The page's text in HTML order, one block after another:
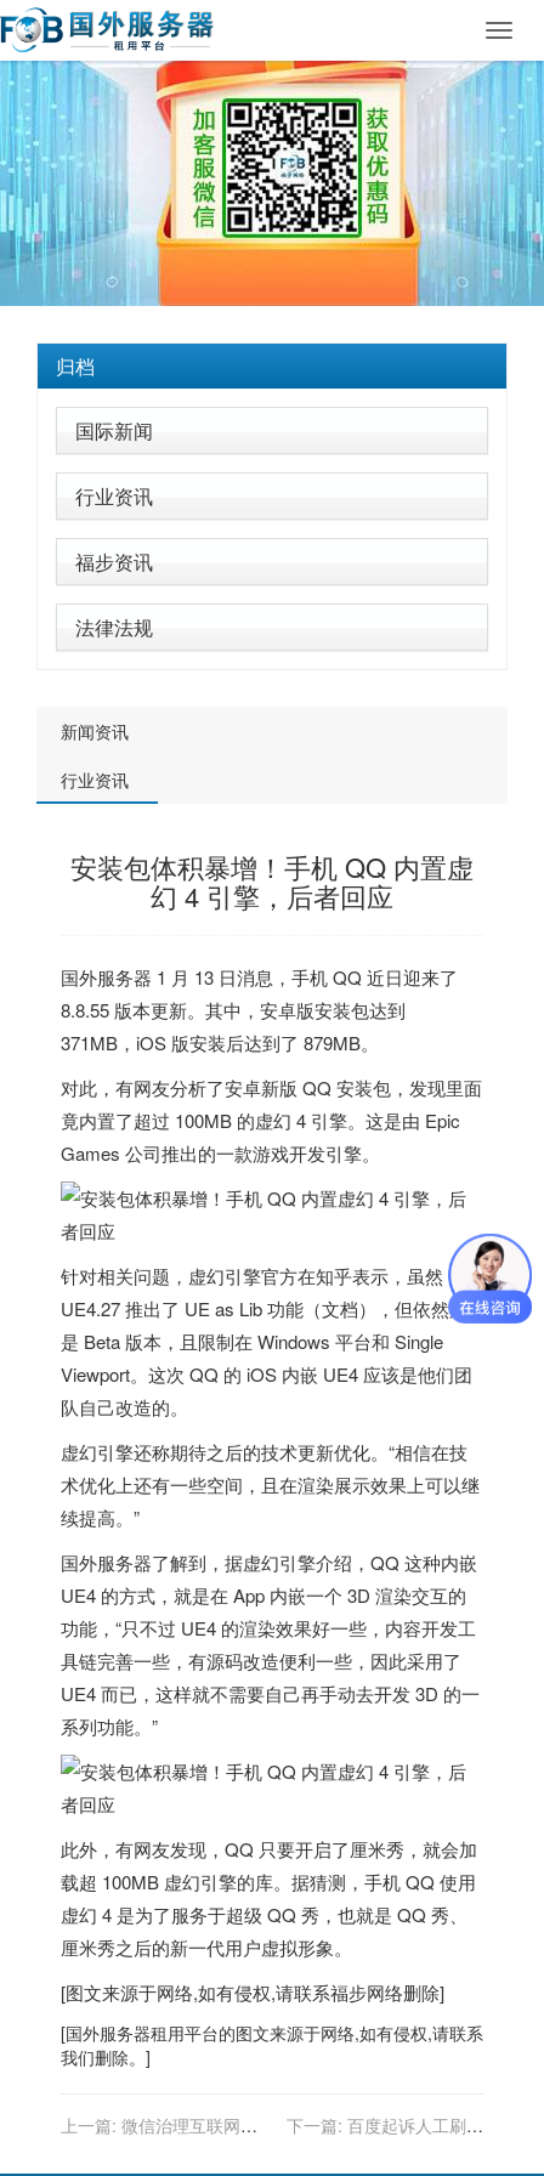
归档
国际新闻
行业资讯
福步资讯
法律法规
新闻资讯
行业资讯
安装包体积暴增！手机 QQ 内置虚
幻 4 引擎，后者回应
国外服务器 1 月 13 日消息，手机 QQ 近日迎来了
8.8.55 版本更新。其中，安卓版安装包达到
371MB，iOS 版安装后达到了 879MB。
对此，有网友分析了安卓新版 QQ 安装包，发现里面
竟内置了超过 100MB 的虚幻 4 引擎。这是由 Epic
Games 公司推出的一款游戏开发引擎。
针对相关问题，虚幻引擎官方在知乎表示，虽然
UE4.27 推出了 UE as Lib 功能（文档），但依然只
是 Beta 版本，且限制在 Windows 平台和 Single
Viewport。 这次 QQ 的 iOS 内嵌 UE4 应该是他们团
队自己改造的。
虚幻引擎还称期待之后的技术更新优化。“相信在技
术优化上还有一些空间，且在渲染展示效果上可以继
续提高。”
国外服务器了解到，据虚幻引擎介绍，QQ 这种内嵌
UE4 的方式，就是在 App 内嵌一个 3D 渲染交互的
功能 ，“只不过 UE4 的渲染效果好一些，内容开发工
具链完善一些，有源码改造便利一些，因此采用了
UE4 而已， 这样就不需要自己再手动去开发 3D 的一
系列功能。”
此外，有网友发现，QQ 只要开启了厘米秀，就会加
载超 100MB 虚幻引擎的库。据猜测，手机 QQ 使用
虚幻 4 是为了服务于超级 QQ 秀，也就是 QQ 秀、
厘米秀之后的新一代用户虚拟形象。
[图文来源于网络,如有侵权,请联系福步网络删除]
[国外服务器租用平台的图文来源于网络,如有侵权,请联系
我们删除。]
上一篇: 微信治理互联网用
下一篇: 百度起诉人工刷量